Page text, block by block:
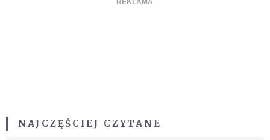
NAJCZĘŚCIEJ CZYTANE